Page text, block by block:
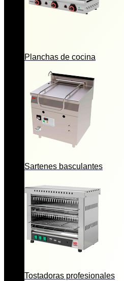
Planchas de cocina
Sartenes basculantes
Tostadoras profesionales